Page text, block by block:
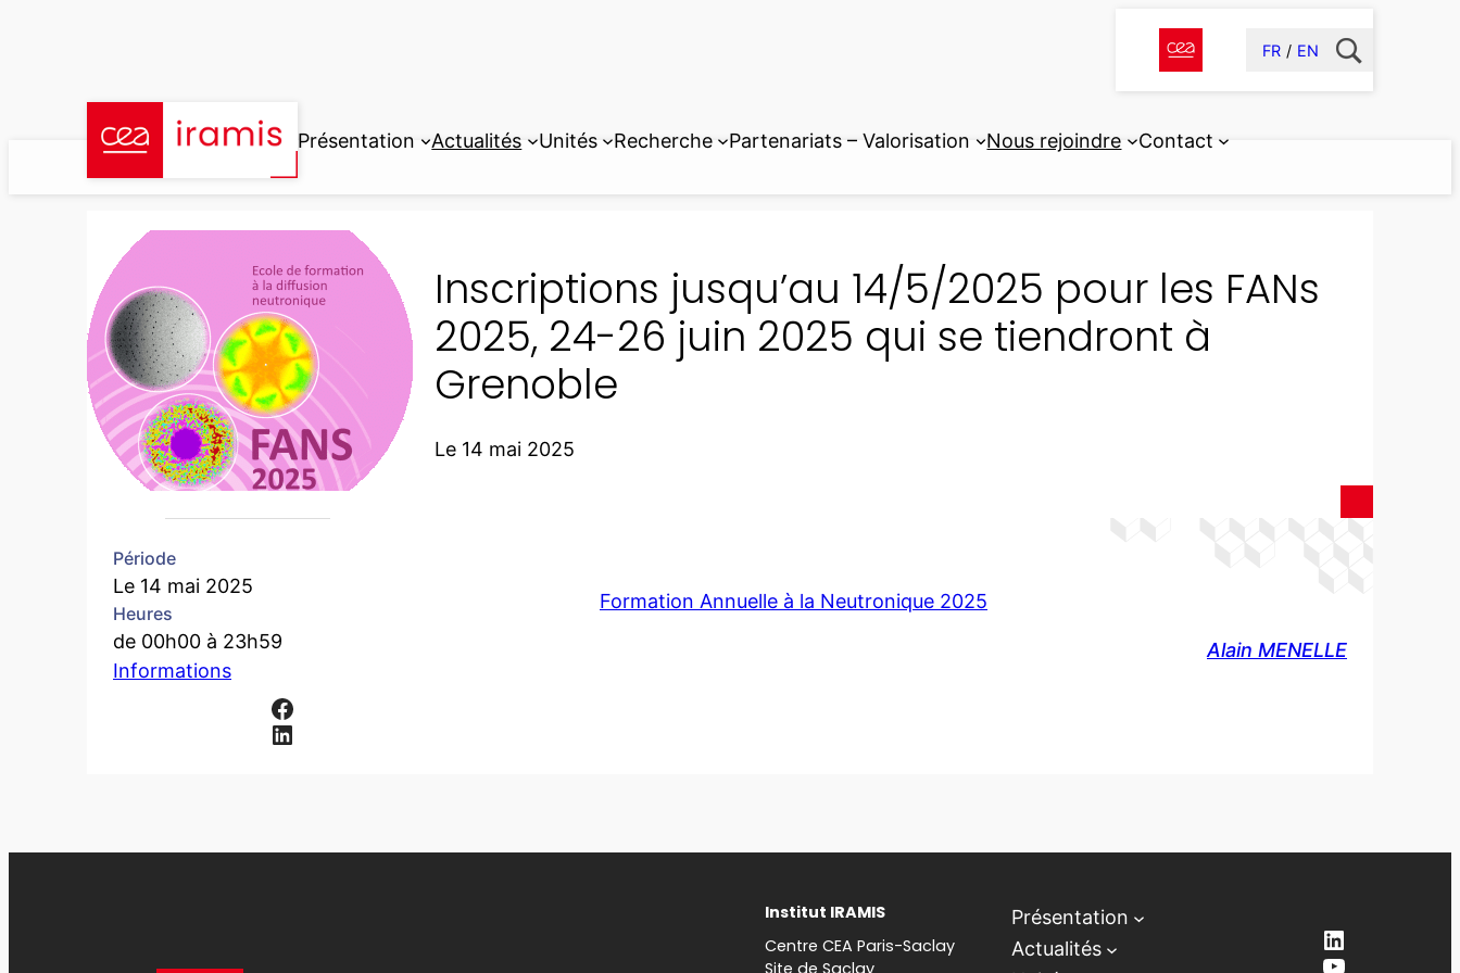
FR EN
Présentation Actualités Unités Recherche Partenariats – Valorisation Nous rejoindre Contact
Inscriptions jusqu’au 14/5/2025 pour les FANs
2025, 24-26 juin 2025 qui se tiendront à
Grenoble
Le 14 mai 2025
Période
Le 14 mai 2025
Heures
de 00h00 à 23h59
Informations
Facebook
LinkedIn
Formation Annuelle à la Neutronique 2025
Alain MENELLE
Institut IRAMIS
Centre CEA Paris-Saclay
Présentation
Actualités
LinkedIn
YouTube